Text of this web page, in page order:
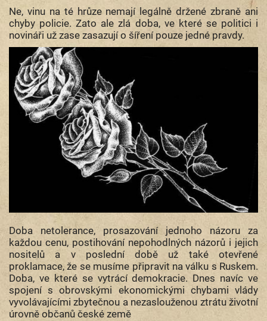
Ne, vinu na té hrůze nemají legálně držené zbraně ani
chyby policie. Zato ale zlá doba, ve které se politici i
novináři už zase zasazují o šíření pouze jedné pravdy. ​​​​​​​
Doba netolerance, prosazování jednoho názoru za
každou cenu, postihování nepohodlných názorů i jejich
nositelů a v poslední době už také otevřené
proklamace, že se musíme připravit na válku s Ruskem.
Doba, ve které se vytrácí demokracie. Dnes navíc ve
spojení s obrovskými ekonomickými chybami vlády
vyvolávajícími zbytečnou a nezaslouženou ztrátu životní
úrovně občanů české země